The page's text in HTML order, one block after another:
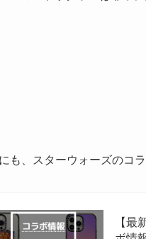
も、スターウォーズのコ
【最